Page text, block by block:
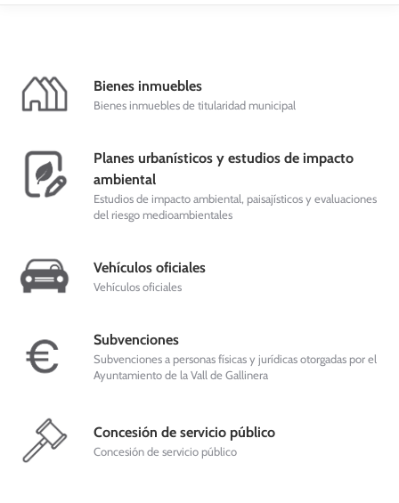
Bienes inmuebles
Bienes inmuebles de titularidad municipal
Planes urbanísticos y estudios de impacto
ambiental
Estudios de impacto ambiental, paisajísticos y evaluaciones
del riesgo medioambientales
Vehículos oficiales
Vehículos oficiales
Subvenciones
Subvenciones a personas físicas y jurídicas otorgadas por el
Ayuntamiento de la Vall de Gallinera
Concesión de servicio público
Concesión de servicio público